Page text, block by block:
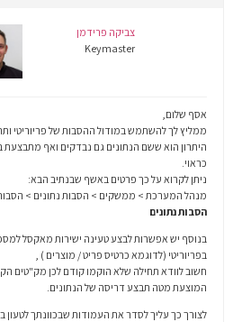
צביקה פרידמן
Keymaster
אסף שלום,
ממליץ לך להשתמש במודול ההסבות של פריוריטי
היתרון הוא ששם הנתונים גם נבדקים ואף
כראוי.
ניתן לקרוא על כך פרטים באשף שבנתיב הבא:
מנהל המערכת > ממשקים > הסבות נתונים >
הסבות נתונים
בנוסף יש אפשרות לבצע טעינה ישירות מאקסל
בפריוריטי (לדוגמא כרטיס פריט / מוצרים ) ,
חשוב לוודא תחילה שלא הוקמו קודם לכן מק"טים
המוצעת מטה תבצע דריסה של הנתונים.
לצורך כך עליך לסדר את העמודות שבכוונתך